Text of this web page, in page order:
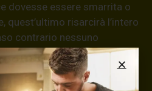
dovesse essere smarrita o
quest’ultimo risarcirà l’intero
contrario nessuno
con un costo aggiuntivo del
carrello, da richiedere prima
al seguente indirizzo: